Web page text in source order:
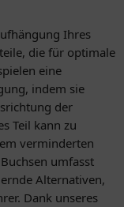
Ihres
die für optimale
eine
indem sie
der
Teil kann zu
verminderten
umfasst
Alternativen,
Dank unseres